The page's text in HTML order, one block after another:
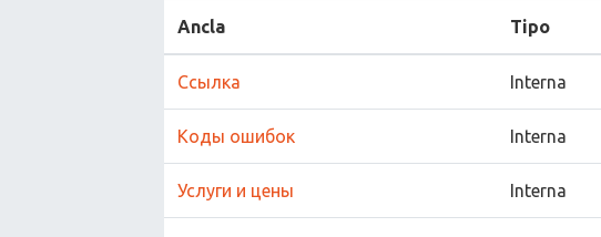
Ancla Tipo
Ссылка Interna
Коды ошибок Interna
Услуги и цены Interna